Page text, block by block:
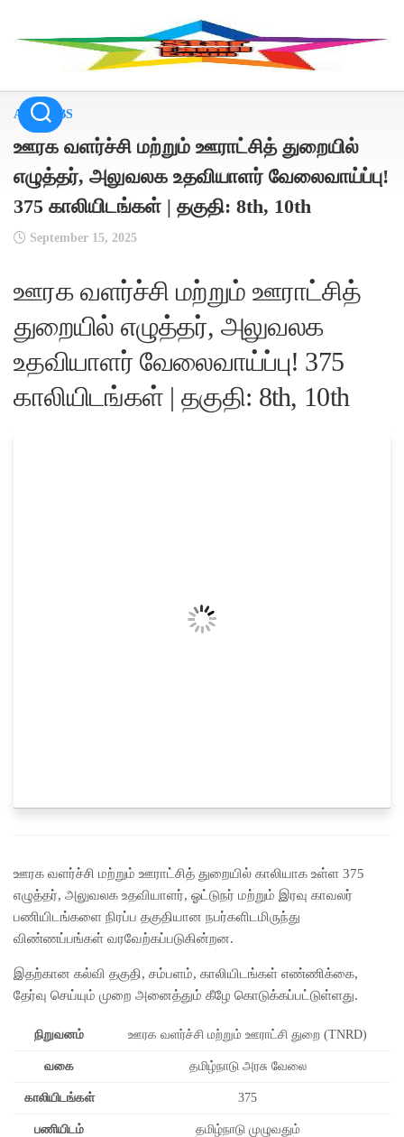
ALL JOBS
ஊரக வளர்ச்சி மற்றும் ஊராட்சித் துறையில்
எழுத்தர், அலுவலக உதவியாளர் வேலைவாய்ப்பு!
375 காலியிடங்கள் | தகுதி: 8th, 10th
September 15, 2025
ஊரக வளர்ச்சி மற்றும் ஊராட்சித்
துறையில் எழுத்தர், அலுவலக
உதவியாளர் வேலைவாய்ப்பு! 375
காலியிடங்கள் | தகுதி: 8th, 10th
ஊரக வளர்ச்சி மற்றும் ஊராட்சித் துறையில் காலியாக உள்ள 375
எழுத்தர், அலுவலக உதவியாளர், ஓட்டுநர் மற்றும் இரவு காவலர்
பணியிடங்களை நிரப்ப தகுதியான நபர்களிடமிருந்து
விண்ணப்பங்கள் வரவேற்கப்படுகின்றன.
இதற்கான கல்வி தகுதி, சம்பளம், காலியிடங்கள் எண்ணிக்கை,
தேர்வு செய்யும் முறை அனைத்தும் கீழே கொடுக்கப்பட்டுள்ளது.
நிறுவனம் ஊரக வளர்ச்சி மற்றும் ஊராட்சி துறை (TNRD)
வகை தமிழ்நாடு அரசு வேலை
காலியிடங்கள் 375
பணியிடம் தமிழ்நாடு முழுவதும்